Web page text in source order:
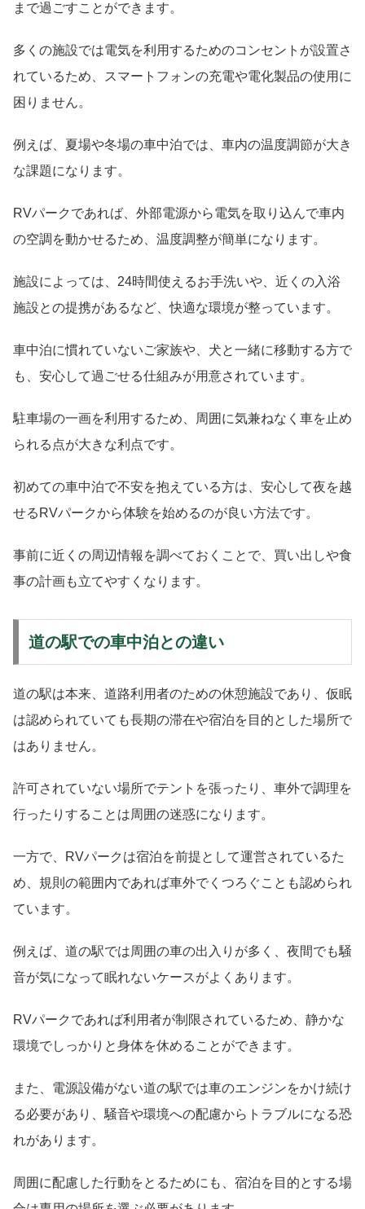
まで過ごすことができます。
多くの施設では電気を利用するためのコンセントが設置さ
れているため、スマートフォンの充電や電化製品の使用に
困りません。
例えば、夏場や冬場の車中泊では、車内の温度調節が大き
な課題になります。
RVパークであれば、外部電源から電気を取り込んで車内
の空調を動かせるため、温度調整が簡単になります。
施設によっては、24時間使えるお手洗いや、近くの入浴
施設との提携があるなど、快適な環境が整っています。
車中泊に慣れていないご家族や、犬と一緒に移動する方で
も、安心して過ごせる仕組みが用意されています。
駐車場の一画を利用するため、周囲に気兼ねなく車を止め
られる点が大きな利点です。
初めての車中泊で不安を抱えている方は、安心して夜を越
せるRVパークから体験を始めるのが良い方法です。
事前に近くの周辺情報を調べておくことで、買い出しや食
事の計画も立てやすくなります。
道の駅での車中泊との違い
道の駅は本来、道路利用者のための休憩施設であり、仮眠
は認められていても長期の滞在や宿泊を目的とした場所で
はありません。
許可されていない場所でテントを張ったり、車外で調理を
行ったりすることは周囲の迷惑になります。
一方で、RVパークは宿泊を前提として運営されているた
め、規則の範囲内であれば車外でくつろぐことも認められ
ています。
例えば、道の駅では周囲の車の出入りが多く、夜間でも騒
音が気になって眠れないケースがよくあります。
RVパークであれば利用者が制限されているため、静かな
環境でしっかりと身体を休めることができます。
また、電源設備がない道の駅では車のエンジンをかけ続け
る必要があり、騒音や環境への配慮からトラブルになる恐
れがあります。
周囲に配慮した行動をとるためにも、宿泊を目的とする場